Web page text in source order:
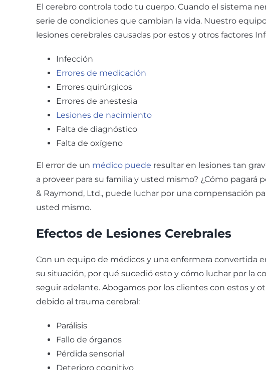
El cerebro controla todo tu cuerpo. Cuando el sistema
serie de condiciones que cambian la vida. Nuestro
lesiones cerebrales causadas por estos y otros factores
Infección
Errores de medicación
Errores quirúrgicos
Errores de anestesia
Lesiones de nacimiento
Falta de diagnóstico
Falta de oxígeno
El error de un médico puede resultar en lesiones tan
a proveer para su familia y usted mismo? ¿Cómo
& Raymond, Ltd., puede luchar por una compensación
usted mismo.
Efectos de Lesiones Cerebrales
Con un equipo de médicos y una enfermera convertida
su situación, por qué sucedió esto y cómo luchar por la
seguir adelante. Abogamos por los clientes con estos y
debido al trauma cerebral:
Parálisis
Fallo de órganos
Pérdida sensorial
Deterioro cognitivo